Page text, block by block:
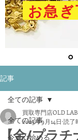
お急ぎ
記事
全ての記事
今すぐ始める
全ての記事
【金/プラ
買取専門店OLD LAB
2023年9月14日 読了